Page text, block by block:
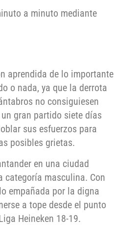
a minuto mediante
aprendida de lo importante
o nada, ya que la derrota
no consiguiesen
gran partido siete días
sus esfuerzos para
posibles grietas.
en una ciudad
categoría masculina. Con
empañada por la digna
a tope desde el punto
Heineken 18-19.